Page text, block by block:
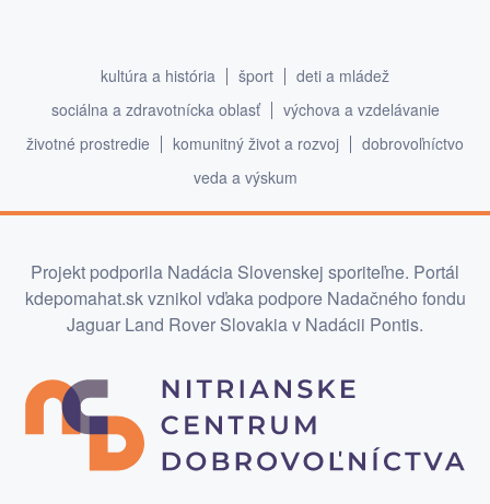
kultúra a história šport
deti a mládež
sociálna a zdravotnícka oblasť
výchova a vzdelávanie
životné prostredie
komunitný život a rozvoj
dobrovoľníctvo
veda a výskum
Projekt podporila Nadácia Slovenskej sporiteľne. Portál
kdepomahat.sk vznikol vďaka podpore Nadačného fondu
Jaguar Land Rover Slovakia v Nadácii Pontis.